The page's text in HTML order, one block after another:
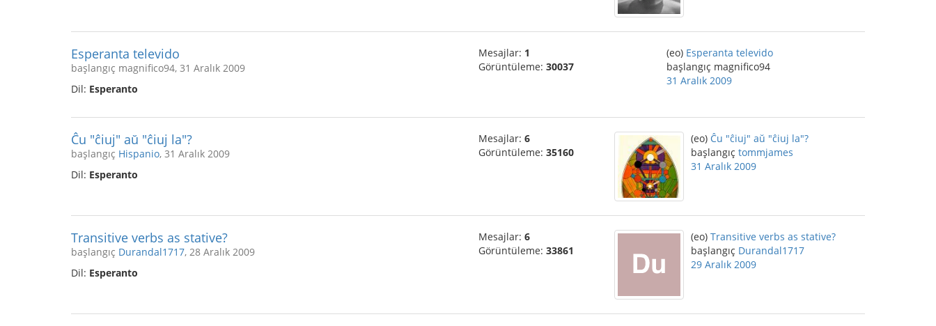
Esperanta televido
başlangıç magnifico94, 31 Aralık 2009
Dil: Esperanto
Mesajlar: 1
Görüntüleme: 30037
(eo) Esperanta televido
başlangıç magnifico94
31 Aralık 2009
Ĉu "ĉiuj" aŭ "ĉiuj la"?
başlangıç Hispanio, 31 Aralık 2009
Dil: Esperanto
Mesajlar: 6
Görüntüleme: 35160
(eo) Ĉu "ĉiuj" aŭ "ĉiuj la"?
başlangıç tommjames
31 Aralık 2009
Transitive verbs as stative?
başlangıç Durandal1717, 28 Aralık 2009
Dil: Esperanto
Mesajlar: 6
Görüntüleme: 33861
(eo) Transitive verbs as stative?
başlangıç Durandal1717
29 Aralık 2009